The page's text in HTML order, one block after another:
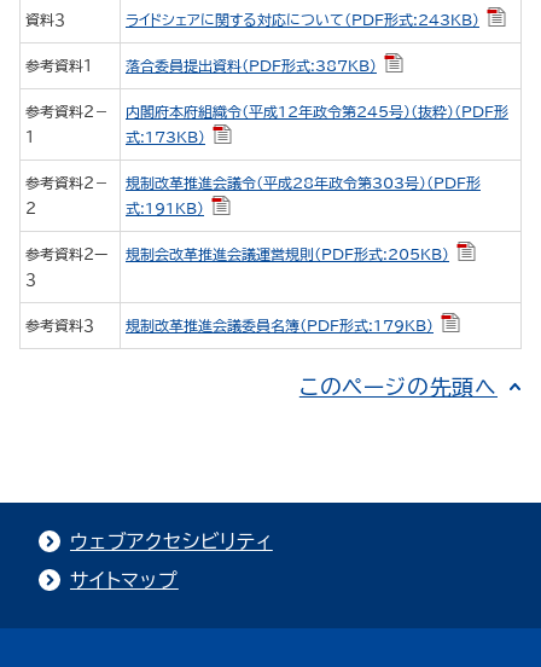
資料３ ライドシェアに関する対応について（PDF形式:243KB）
参考資料１ 落合委員提出資料（PDF形式:387KB）
参考資料２－
１
内閣府本府組織令（平成12年政令第245号）（抜粋）（PDF形
式:173KB）
参考資料２－
２
規制改革推進会議令（平成28年政令第303号）（PDF形
式:191KB）
参考資料２ー
３
規制会改革推進会議運営規則（PDF形式:205KB）
参考資料３ 規制改革推進会議委員名簿（PDF形式:179KB）
このページの先頭へ
ウェブアクセシビリティ
サイトマップ